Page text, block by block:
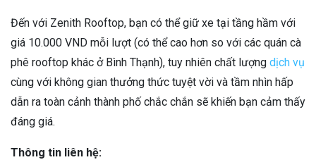
Đến với Zenith Rooftop, bạn có thể giữ xe tại tầng hầm với
giá 10.000 VND mỗi lượt (có thể cao hơn so với các quán cà
phê rooftop khác ở Bình Thạnh), tuy nhiên chất lượng dịch vụ
cùng với không gian thưởng thức tuyệt vời và tầm nhìn hấp
dẫn ra toàn cảnh thành phố chắc chắn sẽ khiến bạn cảm thấy
đáng giá.
Thông tin liên hệ: